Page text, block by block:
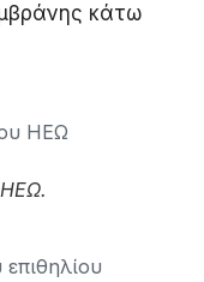
κάτω
ΗΕΩ.